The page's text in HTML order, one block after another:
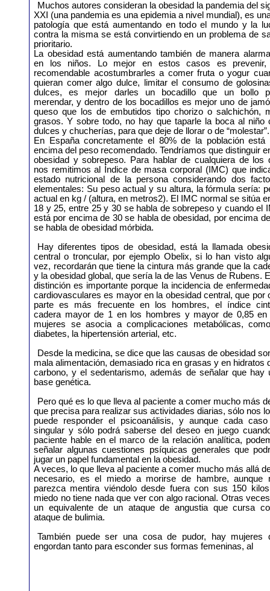
Muchos autores consideran la obesidad la pandemia del
XXI (una pandemia es una epidemia a nivel mundial), es
patología que está aumentando en todo el mundo y la
contra la misma se está convirtiendo en un problema de
prioritario.
La obesidad está aumentando también de manera
en los niños. Lo mejor en estos casos es
recomendable acostumbrarles a comer fruta o yogur
quieran comer algo dulce, limitar el consumo de
dulces, es mejor darles un bocadillo que un bollo
merendar, y dentro de los bocadillos es mejor uno de
queso que los de embutidos tipo chorizo o salchichón,
grasos. Y sobre todo, no hay que taparle la boca al niño
dulces y chucherías, para que deje de llorar o de “molestar”.
En España concretamente el 80% de la población está
encima del peso recomendado. Tendríamos que distinguir
obesidad y sobrepeso. Para hablar de cualquiera de los
nos remitimos al Índice de masa corporal (IMC) que
estado nutricional de la persona considerando dos
elementales: Su peso actual y su altura, la fórmula sería:
actual en kg / (altura, en metros2). El IMC normal se sitúa
18 y 25, entre 25 y 30 se habla de sobrepeso y cuando el
está por encima de 30 se habla de obesidad, por encima
se habla de obesidad mórbida.
Hay diferentes tipos de obesidad, está la llamada
central o troncular, por ejemplo Obelix, si lo han visto
vez, recordarán que tiene la cintura más grande que la
y la obesidad global, que sería la de las Venus de Rubens.
distinción es importante porque la incidencia de
cardiovasculares es mayor en la obesidad central, que por
parte es más frecuente en los hombres, el índice
cadera mayor de 1 en los hombres y mayor de 0,85 en
mujeres se asocia a complicaciones metabólicas,
diabetes, la hipertensión arterial, etc.
Desde la medicina, se dice que las causas de obesidad
mala alimentación, demasiado rica en grasas y en hidratos
carbono, y el sedentarismo, además de señalar que hay
base genética.
Pero qué es lo que lleva al paciente a comer mucho más
que precisa para realizar sus actividades diarias, sólo nos lo
puede responder el psicoanálisis, y aunque cada
singular y sólo podrá saberse del deseo en juego
paciente hable en el marco de la relación analítica,
señalar algunas cuestiones psíquicas generales que
jugar un papel fundamental en la obesidad.
A veces, lo que lleva al paciente a comer mucho más allá
necesario, es el miedo a morirse de hambre, aunque
parezca mentira viéndolo desde fuera con sus 150
miedo no tiene nada que ver con algo racional. Otras
un equivalente de un ataque de angustia que cursa
ataque de bulimia.
También puede ser una cosa de pudor, hay mujeres
engordan tanto para esconder sus formas femeninas, al